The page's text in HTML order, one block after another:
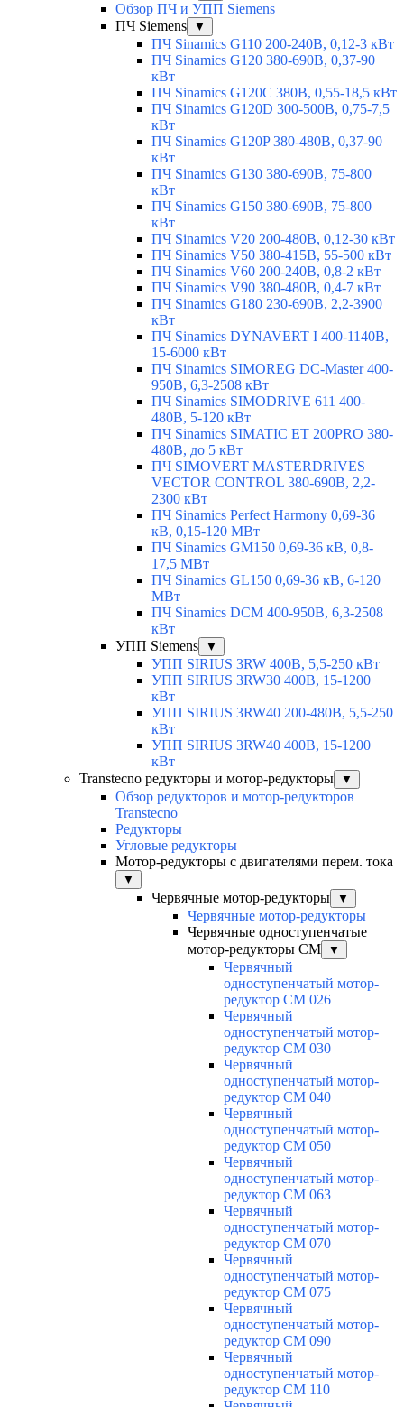
Обзор ПЧ и УПП Siemens
ПЧ Siemens
▼
ПЧ Sinamics G110 200-240В, 0,12-3 кВт
ПЧ Sinamics G120 380-690В, 0,37-90
кВт
ПЧ Sinamics G120C 380В, 0,55-18,5 кВт
ПЧ Sinamics G120D 300-500В, 0,75-7,5
кВт
ПЧ Sinamics G120P 380-480В, 0,37-90
кВт
ПЧ Sinamics G130 380-690В, 75-800
кВт
ПЧ Sinamics G150 380-690В, 75-800
кВт
ПЧ Sinamics V20 200-480В, 0,12-30 кВт
ПЧ Sinamics V50 380-415В, 55-500 кВт
ПЧ Sinamics V60 200-240В, 0,8-2 кВт
ПЧ Sinamics V90 380-480В, 0,4-7 кВт
ПЧ Sinamics G180 230-690В, 2,2-3900
кВт
ПЧ Sinamics DYNAVERT I 400-1140В,
15-6000 кВт
ПЧ Sinamics SIMOREG DC-Master 400-
950В, 6,3-2508 кВт
ПЧ Sinamics SIMODRIVE 611 400-
480В, 5-120 кВт
ПЧ Sinamics SIMATIC ET 200PRO 380-
480В, до 5 кВт
ПЧ SIMOVERT MASTERDRIVES
VECTOR CONTROL 380-690В, 2,2-
2300 кВт
ПЧ Sinamics Perfect Harmony 0,69-36
кВ, 0,15-120 МВт
ПЧ Sinamics GM150 0,69-36 кВ, 0,8-
17,5 МВт
ПЧ Sinamics GL150 0,69-36 кВ, 6-120
МВт
ПЧ Sinamics DCM 400-950В, 6,3-2508
кВт
УПП Siemens
▼
УПП SIRIUS 3RW 400В, 5,5-250 кВт
УПП SIRIUS 3RW30 400В, 15-1200
кВт
УПП SIRIUS 3RW40 200-480В, 5,5-250
кВт
УПП SIRIUS 3RW40 400В, 15-1200
кВт
Transtecno редукторы и мотор-редукторы
▼
Обзор редукторов и мотор-редукторов
Transtecno
Редукторы
Угловые редукторы
Мотор-редукторы с двигателями перем. тока
▼
Червячные мотор-редукторы ▼
Червячные мотор-редукторы
Червячные одноступенчатые
мотор-редукторы CM
▼
Червячный
одноступенчатый мотор-
редуктор CM 026
Червячный
одноступенчатый мотор-
редуктор CM 030
Червячный
одноступенчатый мотор-
редуктор CM 040
Червячный
одноступенчатый мотор-
редуктор CM 050
Червячный
одноступенчатый мотор-
редуктор CM 063
Червячный
одноступенчатый мотор-
редуктор CM 070
Червячный
одноступенчатый мотор-
редуктор CM 075
Червячный
одноступенчатый мотор-
редуктор CM 090
Червячный
одноступенчатый мотор-
редуктор CM 110